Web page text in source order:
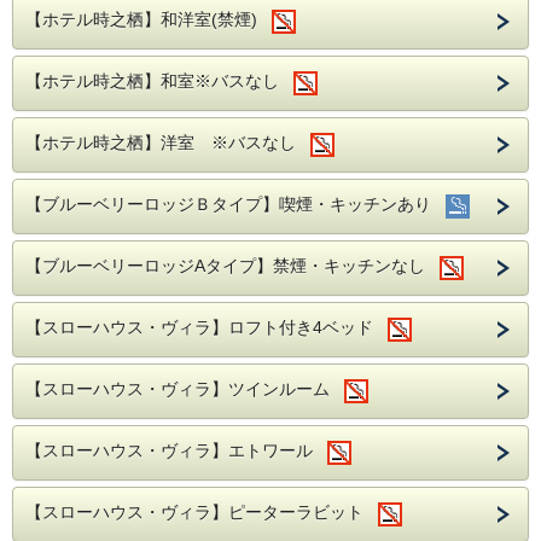
【ホテル時之栖】和洋室(禁煙)
【ホテル時之栖】和室※バスなし
【ホテル時之栖】洋室 ※バスなし
【ブルーベリーロッジＢタイプ】喫煙・キッチンあり
【ブルーベリーロッジAタイプ】禁煙・キッチンなし
【スローハウス・ヴィラ】ロフト付き4ベッド
【スローハウス・ヴィラ】ツインルーム
【スローハウス・ヴィラ】エトワール
【スローハウス・ヴィラ】ピーターラビット